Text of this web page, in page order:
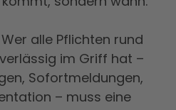
alle Pflichten rund
im Griff hat –
Sofortmeldungen,
– muss eine